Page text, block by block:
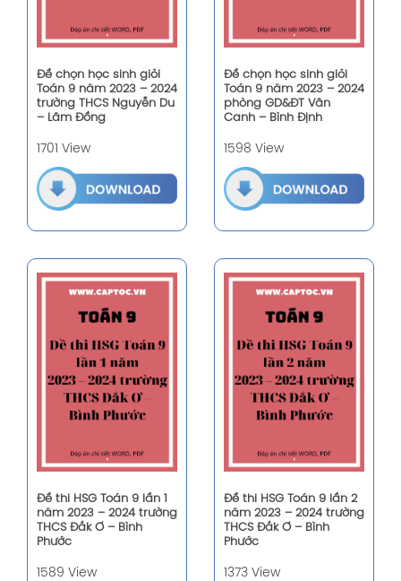
Đề chọn học sinh giỏi
Toán 9 năm 2023 – 2024
trường THCS Nguyễn Du
– Lâm Đồng
1701 View
Đề chọn học sinh giỏi
Toán 9 năm 2023 – 2024
phòng GD&ĐT Vân
Canh – Bình Định
1598 View
Đề thi HSG Toán 9 lần 1
năm 2023 – 2024 trường
THCS Đắk Ơ – Bình
Phước
1589 View
Đề thi HSG Toán 9 lần 2
năm 2023 – 2024 trường
THCS Đắk Ơ – Bình
Phước
1373 View